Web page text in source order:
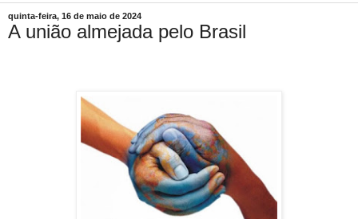
quinta-feira, 16 de maio de 2024
A união almejada pelo Brasil